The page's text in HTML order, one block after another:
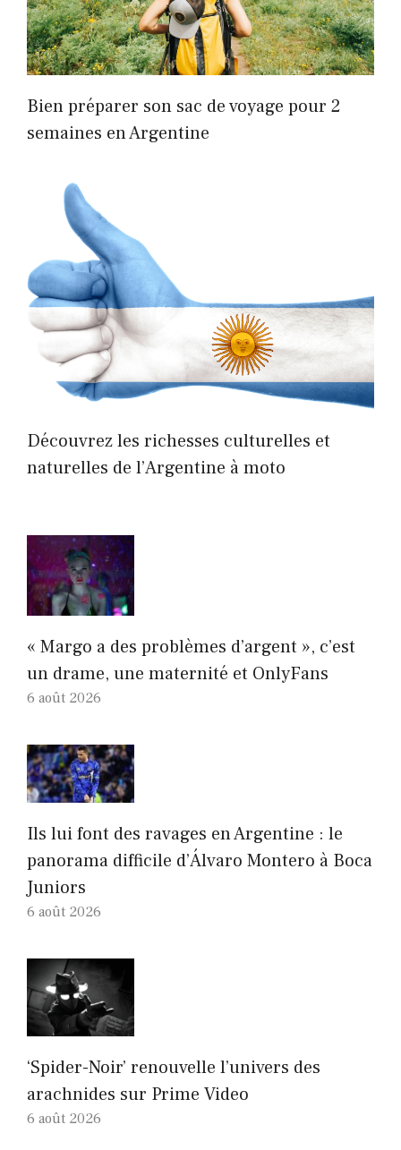
Bien préparer son sac de voyage pour 2
semaines en Argentine
Découvrez les richesses culturelles et
naturelles de l’Argentine à moto
« Margo a des problèmes d’argent », c’est
un drame, une maternité et OnlyFans
6 août 2026
Ils lui font des ravages en Argentine : le
panorama difficile d’Álvaro Montero à Boca
Juniors
6 août 2026
‘Spider-Noir’ renouvelle l’univers des
arachnides sur Prime Video
6 août 2026